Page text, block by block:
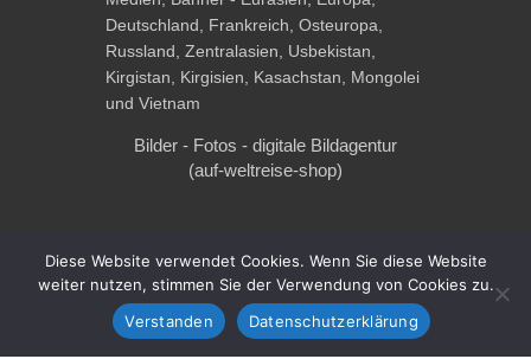
Bilder - Fotos - digitale Bildagentur
(auf-weltreise-shop)
Buchhandlung "Schmökerzeit"
Diese Website verwendet Cookies. Wenn Sie diese Website
weiter nutzen, stimmen Sie der Verwendung von Cookies zu.
Verstanden
Datenschutzerklärung